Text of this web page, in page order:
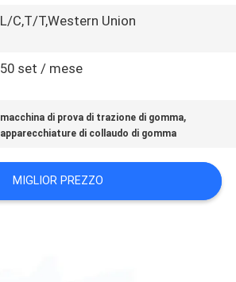
L/C,T/T,Western Union
50 set / mese
macchina di prova di trazione di gomma,
apparecchiature di collaudo di gomma
MIGLIOR PREZZO